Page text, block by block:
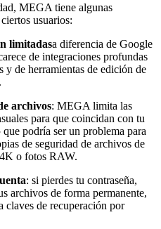
MEGA tiene algunas
usuarios:
limitadasa diferencia de Google
de integraciones profundas
y de herramientas de edición de
archivos: MEGA limita las
para que coincidan con tu
podría ser un problema para
de seguridad de archivos de
o fotos RAW.
: si pierdes tu contraseña,
archivos de forma permanente,
de recuperación por